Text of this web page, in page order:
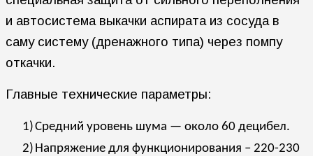
и автосистема выкачки аспирата из сосуда в
саму систему (дренажного типа) через помпу
откачки.
Главные технические параметры:
1)Средний уровень шума — около 60 децибел.
2) Напряжение для функционирования – 220-230